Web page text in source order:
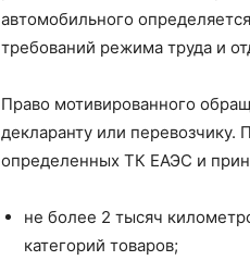
автомобильного
требований режима труда и
Право мотивированного
декларанту или перевозчику.
определенных ТК ЕАЭС и
не более 2 тысяч
категорий товаров;